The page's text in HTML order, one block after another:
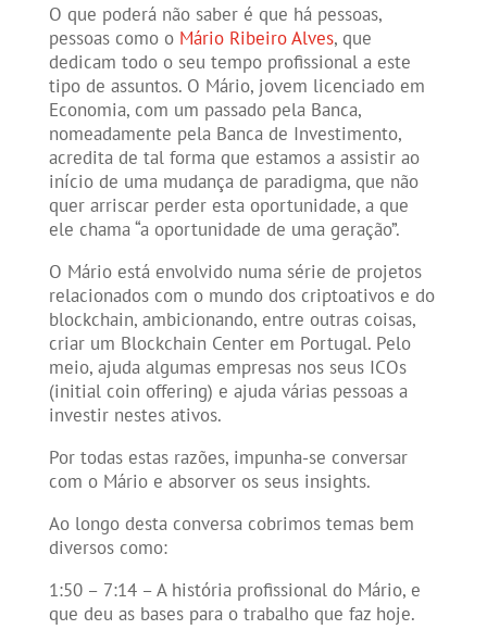
O que poderá não saber é que há pessoas,
pessoas como o Mário Ribeiro Alves, que
dedicam todo o seu tempo profissional a este
tipo de assuntos. O Mário, jovem licenciado em
Economia, com um passado pela Banca,
nomeadamente pela Banca de Investimento,
acredita de tal forma que estamos a assistir ao
início de uma mudança de paradigma, que não
quer arriscar perder esta oportunidade, a que
ele chama “a oportunidade de uma geração”.
O Mário está envolvido numa série de projetos
relacionados com o mundo dos criptoativos e do
blockchain, ambicionando, entre outras coisas,
criar um Blockchain Center em Portugal. Pelo
meio, ajuda algumas empresas nos seus ICOs
(initial coin offering) e ajuda várias pessoas a
investir nestes ativos.
Por todas estas razões, impunha-se conversar
com o Mário e absorver os seus insights.
Ao longo desta conversa cobrimos temas bem
diversos como:
1:50 – 7:14 – A história profissional do Mário, e
que deu as bases para o trabalho que faz hoje.